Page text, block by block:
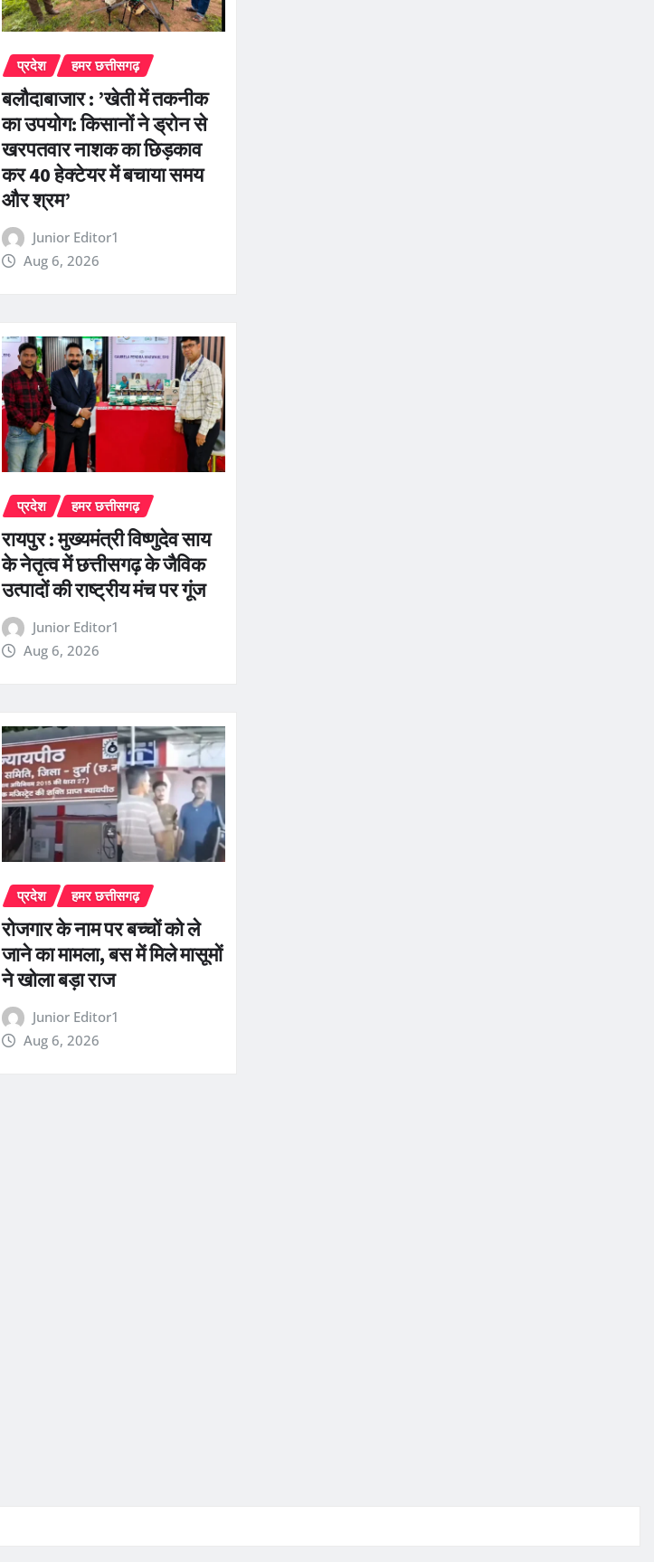
प्रदेश हमर छत्तीसगढ़
बलौदाबाजार : ’खेती में तकनीक
का उपयोग: किसानों ने ड्रोन से
खरपतवार नाशक का छिड़काव
कर 40 हेक्टेयर में बचाया समय
और श्रम’
Junior Editor1
Aug 6, 2026
प्रदेश हमर छत्तीसगढ़
रायपुर : मुख्यमंत्री विष्णुदेव साय
के नेतृत्व में छत्तीसगढ़ के जैविक
उत्पादों की राष्ट्रीय मंच पर गूंज
Junior Editor1
Aug 6, 2026
प्रदेश हमर छत्तीसगढ़
रोजगार के नाम पर बच्चों को ले
जाने का मामला, बस में मिले मासूमों
ने खोला बड़ा राज
Junior Editor1
Aug 6, 2026